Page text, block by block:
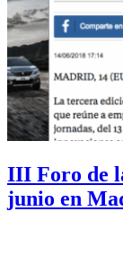
III Foro de
junio en